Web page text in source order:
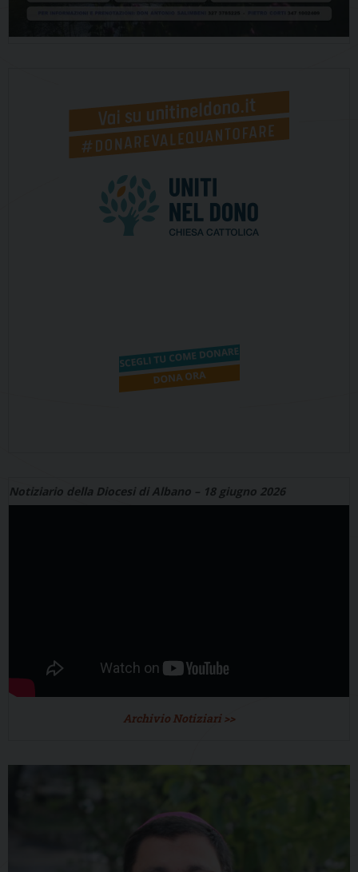
Notiziario della Diocesi di Albano – 18 giugno 2026
Archivio Notiziari >>